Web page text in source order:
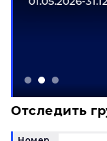
Отследить